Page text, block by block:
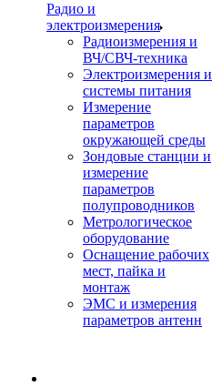
Радио и
электроизмерения
Радиоизмерения и
ВЧ/СВЧ-техника
Электроизмерения и
системы питания
Измерение
параметров
окружающей среды
Зондовые станции и
измерение
параметров
полупроводников
Метрологическое
оборудование
Оснащение рабочих
мест, пайка и
монтаж
ЭМС и измерения
параметров антенн